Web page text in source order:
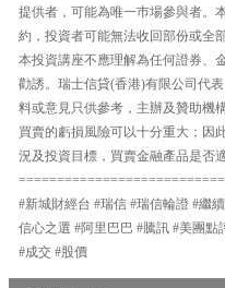
提供者，可能為唯一巿場參與者。
約，投資者可能無法收回部份或全
本投資講座不應理解為任何證券、
勸誘。瑞士信貸(香港)有限公司代
料或意見只供參考，主辦及贊助機
買賣的虧損風險可以十分重大；因
況及投資目標，買賣金融產品是否
#新城財經台 #瑞信 #瑞信輪證 #繼
信心之選 #阿里巴巴 #騰訊 #美團點
#成交 #股價